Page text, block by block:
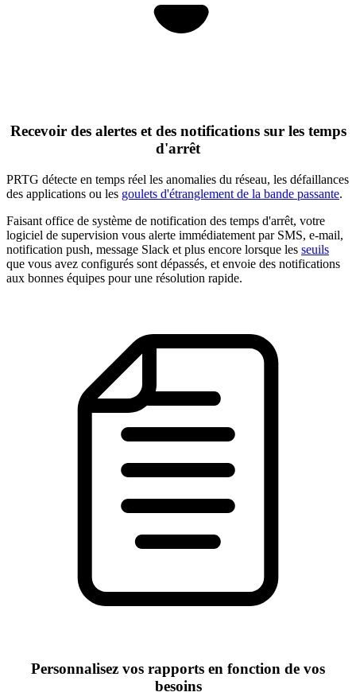
Recevoir des alertes et des notifications sur les temps
d'arrêt
PRTG détecte en temps réel les anomalies du réseau, les défaillances
des applications ou les goulets d'étranglement de la bande passante.
Faisant office de système de notification des temps d'arrêt, votre
logiciel de supervision vous alerte immédiatement par SMS, e-mail,
notification push, message Slack et plus encore lorsque les seuils
que vous avez configurés sont dépassés, et envoie des notifications
aux bonnes équipes pour une résolution rapide.
Personnalisez vos rapports en fonction de vos
besoins